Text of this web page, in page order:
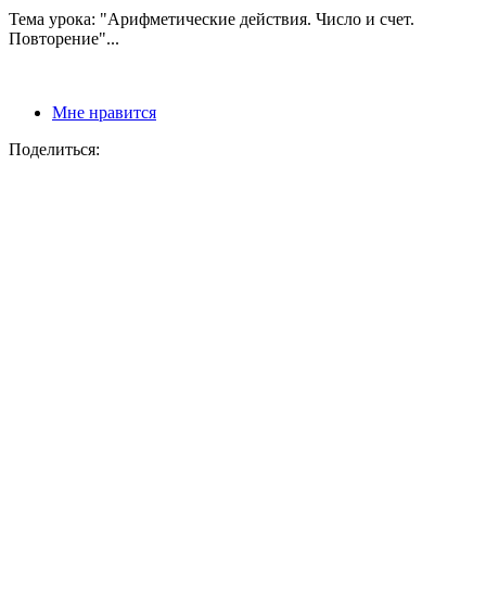
Тема урока: "Арифметические действия. Число и счет.
Повторение"...
Мне нравится
Поделиться: